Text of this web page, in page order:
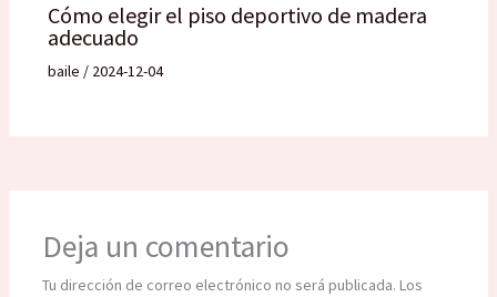
Cómo elegir el piso deportivo de madera
adecuado
baile / 2024-12-04
Deja un comentario
Tu dirección de correo electrónico no será publicada. Los